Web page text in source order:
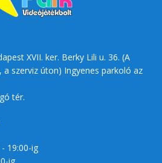
XVII. ker. Berky Lili u. 36. (A
szerviz úton) Ingyenes parkoló az
tér.
19:00-ig